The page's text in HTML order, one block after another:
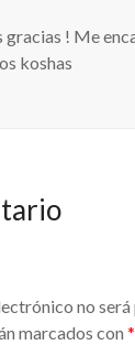
! Me
koshas
no
marcados con*